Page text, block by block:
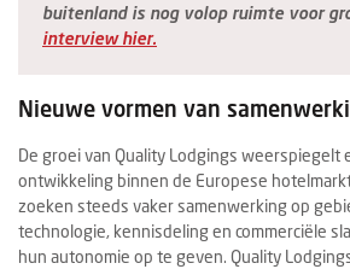
buitenland is nog volop ruimte voor
interview hier.
Nieuwe vormen van
De groei van Quality Lodgings weerspiegelt
ontwikkeling binnen de Europese
zoeken steeds vaker samenwerking op
technologie, kennisdeling en commerciële
hun autonomie op te geven. Quality